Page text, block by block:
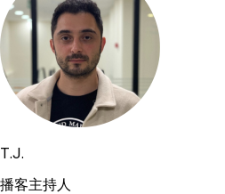
T.J.
播客主持人